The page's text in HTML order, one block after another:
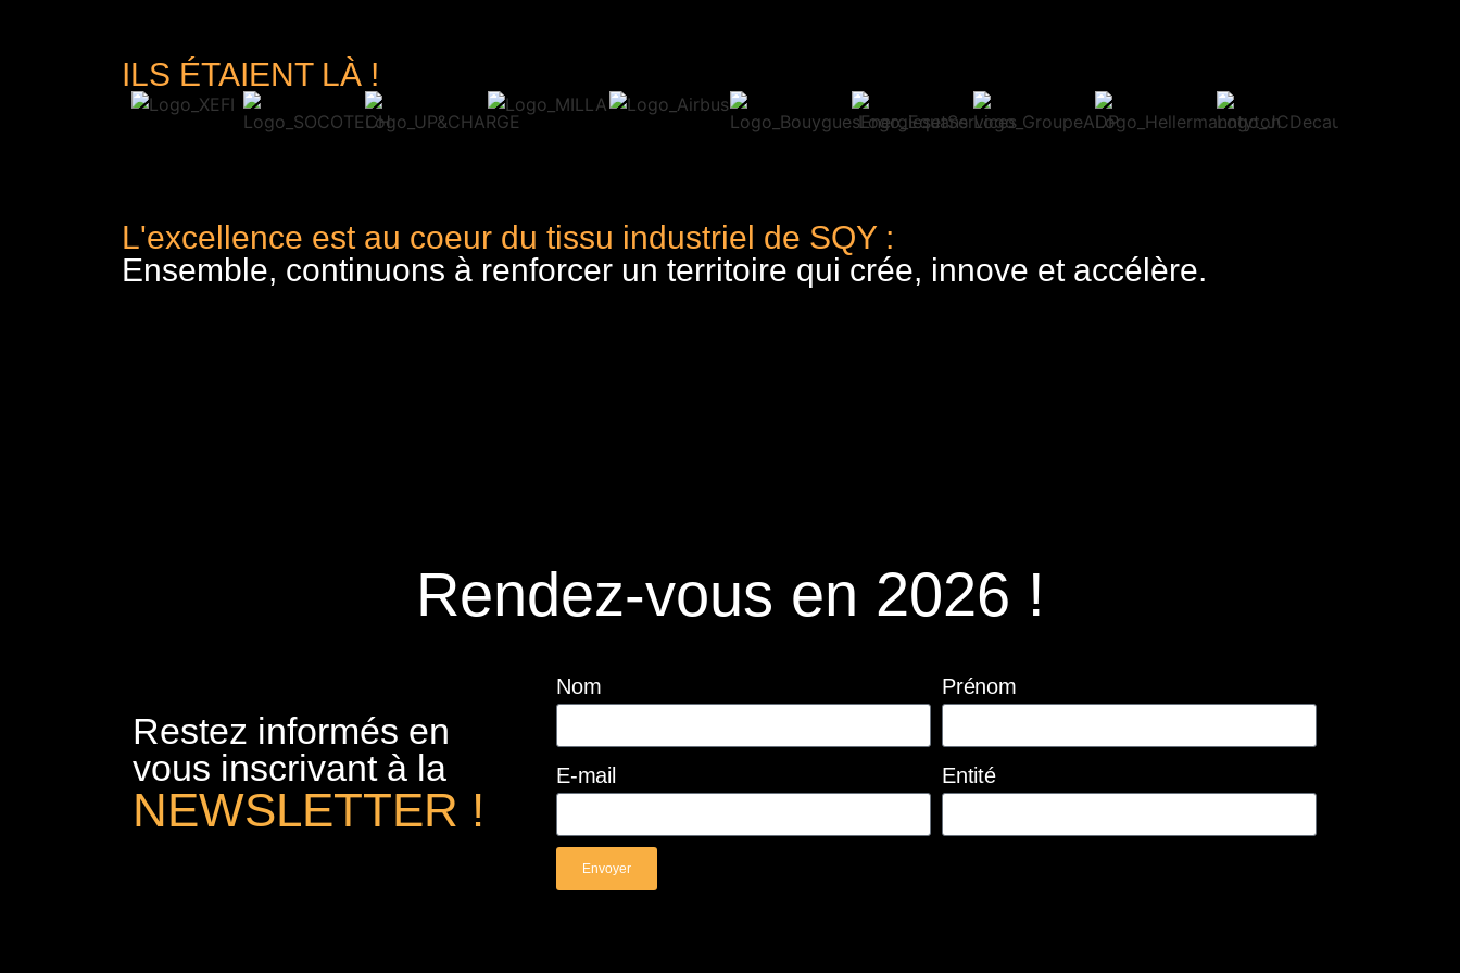
ILS ÉTAIENT LÀ !
L'excellence est au coeur du tissu industriel de SQY :
Ensemble, continuons à renforcer un territoire qui crée, innove et accélère.
Rendez-vous en 2026 !
Restez informés en
vous inscrivant à la
NEWSLETTER !
Nom Prénom
E-mail Entité
Envoyer